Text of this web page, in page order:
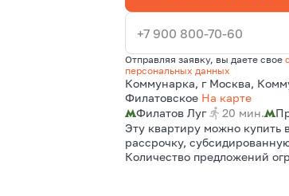
+7 900 800-70-60
Отправляя заявку, вы даете свое
персональных данных
Коммунарка, г Москва,
Филатовское На карте
Филатов Луг
20 мин.
Эту квартиру можно купить
рассрочку,
Количество предложений